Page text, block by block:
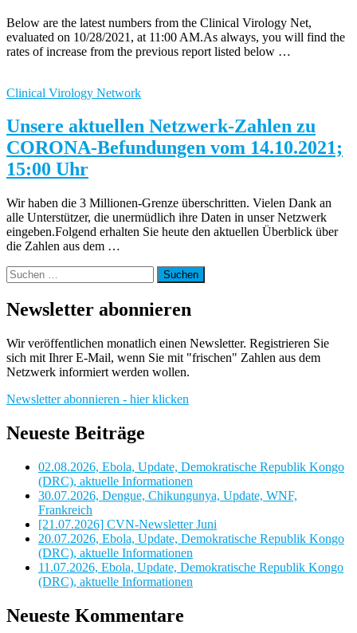
Below are the latest numbers from the Clinical Virology Net,
evaluated on 10/28/2021, at 11:00 AM.As always, you will find the
rates of increase from the previous report listed below …
Clinical Virology Network
Unsere aktuellen Netzwerk-Zahlen zu
CORONA-Befundungen vom 14.10.2021;
15:00 Uhr
Wir haben die 3 Millionen-Grenze überschritten. Vielen Dank an
alle Unterstützer, die unermüdlich ihre Daten in unser Netzwerk
eingeben.Folgend erhalten Sie heute den aktuellen Überblick über
die Zahlen aus dem …
Suchen
nach:
Newsletter abonnieren
Wir veröffentlichen monatlich einen Newsletter. Registrieren Sie
sich mit Ihrer E-Mail, wenn Sie mit "frischen" Zahlen aus dem
Netzwerk informiert werden wollen.
Newsletter abonnieren - hier klicken
Neueste Beiträge
02.08.2026, Ebola, Update, Demokratische Republik Kongo
(DRC), aktuelle Informationen
30.07.2026, Dengue, Chikungunya, Update, WNF,
Frankreich
[21.07.2026] CVN-Newsletter Juni
20.07.2026, Ebola, Update, Demokratische Republik Kongo
(DRC), aktuelle Informationen
11.07.2026, Ebola, Update, Demokratische Republik Kongo
(DRC), aktuelle Informationen
Neueste Kommentare